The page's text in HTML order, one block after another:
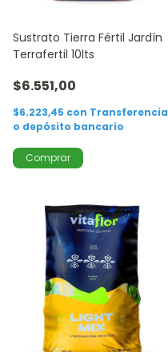
Sustrato Tierra Fértil Jardín
Terrafertil 10lts
$6.551,00
$6.223,45 con Transferencia
o depósito bancario